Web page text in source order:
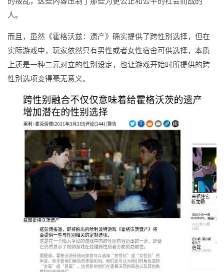
人。
而且，虽然《霍格沃兹：遗产》确实提供了跨性别选择，但在
实际游戏中，玩家依然只有男性或者女性宿舍可供选择，本质
上还是一种二元对立的性别设定，也让游戏开始时所提供的跨
性别选项变得毫无意义。